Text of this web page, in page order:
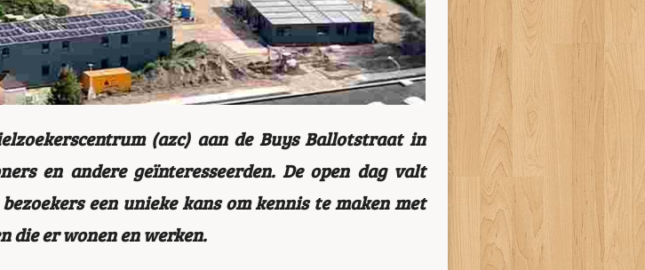
(azc) aan de Buys Ballotstraat in
en andere geïnteresseerden. De open dag valt
een unieke kans om kennis te maken met
die er wonen en werken.